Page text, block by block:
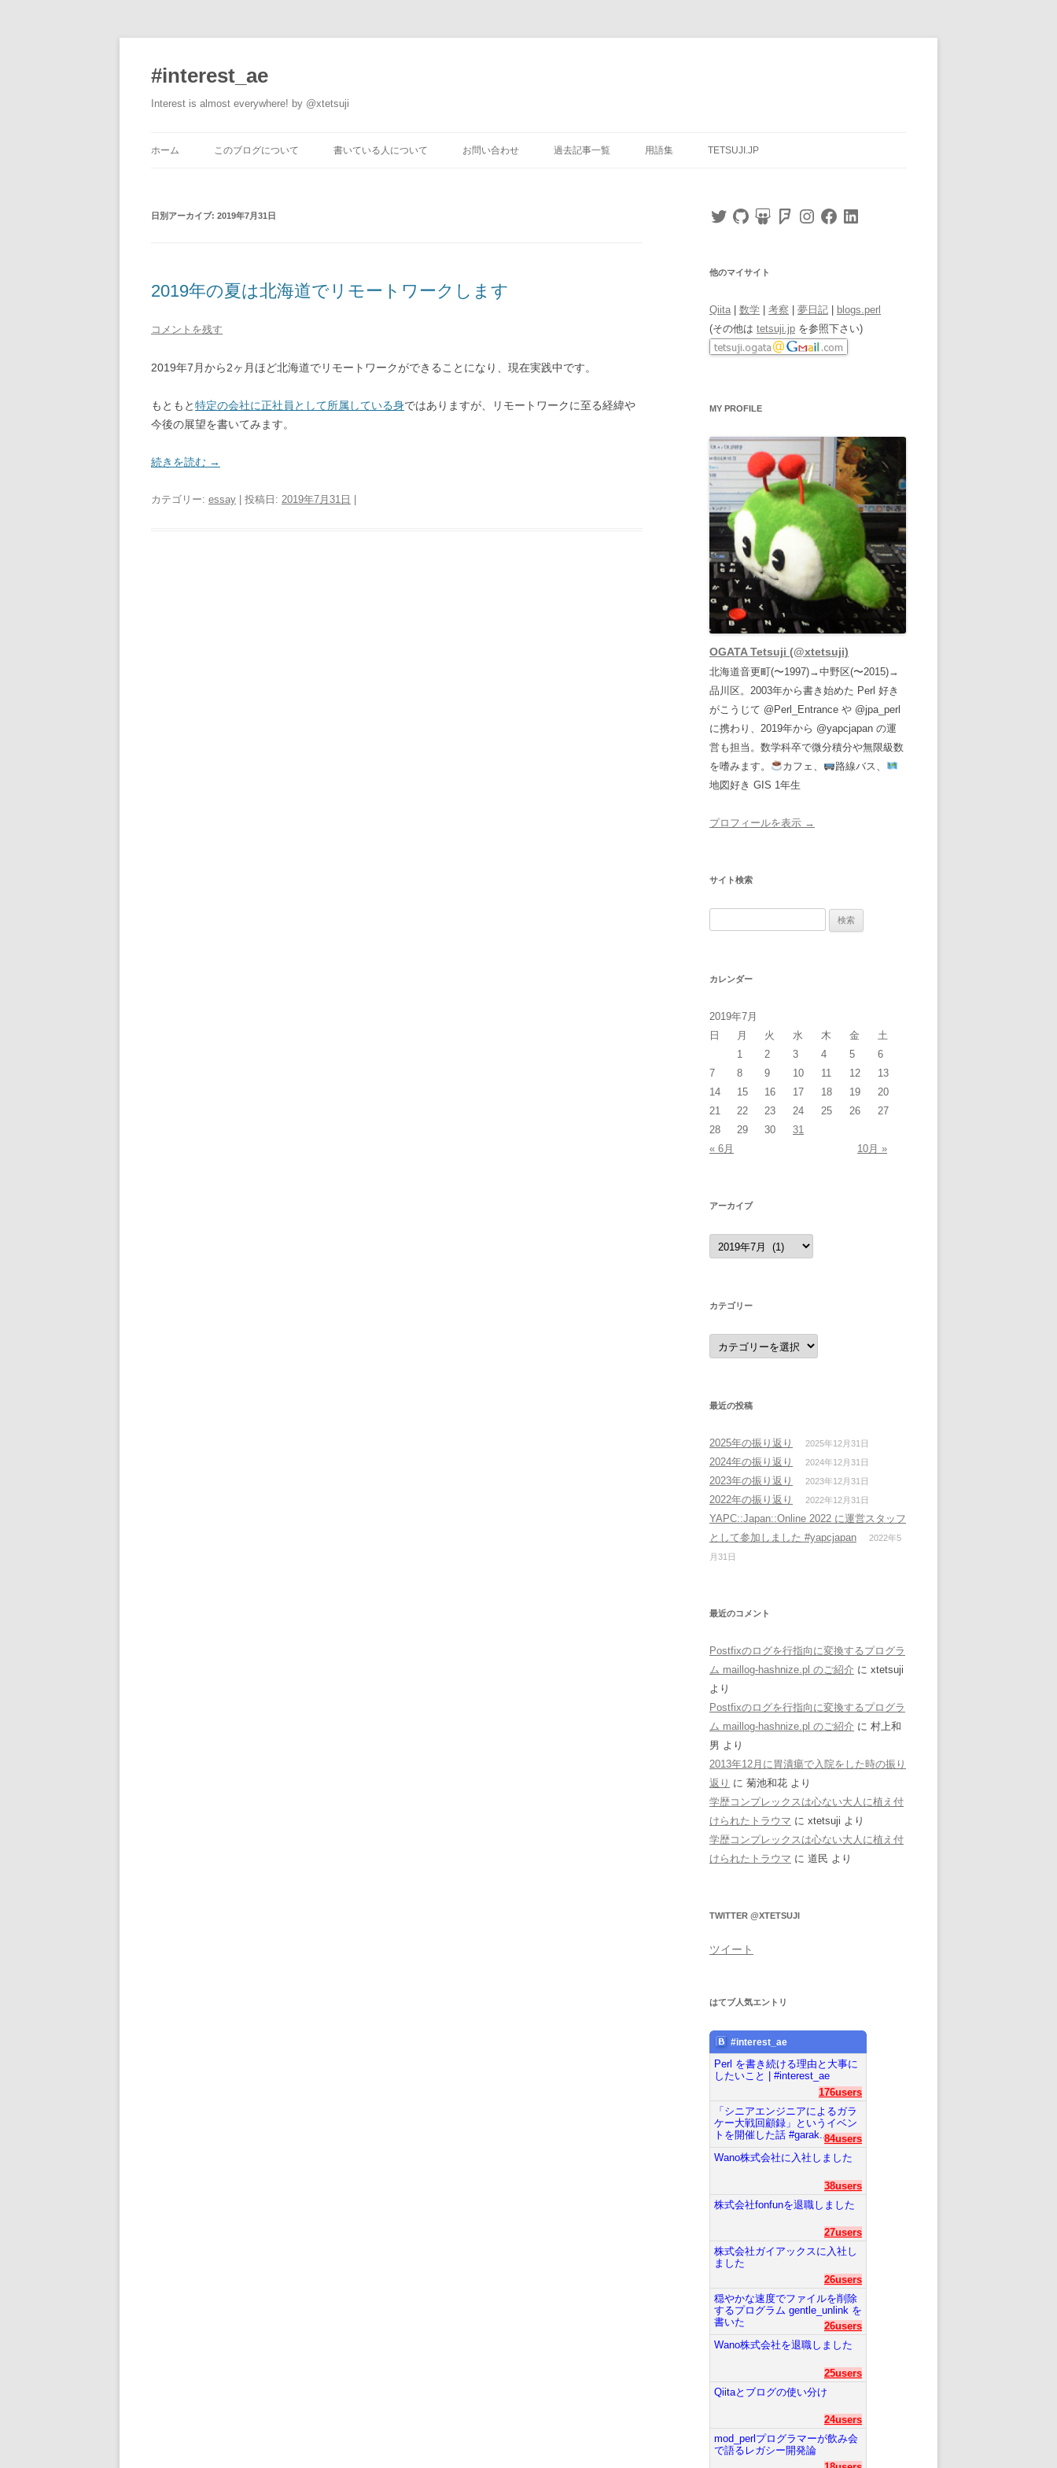
#interest_ae
Interest is almost everywhere! by @xtetsuji
ホーム このブログについて 書いている人について お問い合わせ 過去記事一覧 用語集 TETSUJI.JP
日別アーカイブ: 2019年7月31日
2019年の夏は北海道でリモートワークします
コメントを残す
2019年7月から2ヶ月ほど北海道でリモートワークができることになり、現在実践中です。
もともと特定の会社に正社員として所属している身ではありますが、リモートワークに至る経緯や
今後の展望を書いてみます。
続きを読む →
カテゴリー: essay | 投稿日: 2019年7月31日
TwitterGitHubSlideShareFoursquare
InstagramFacebookLinkedIn
他のマイサイト
Qiita 数学 考察 夢日記
blogs.perl
(その他は tetsuji.jp を参照下さい)
MY PROFILE
OGATA Tetsuji (@xtetsuji)
北海道音更町(〜1997)→中野区(〜2015)→
品川区。2003年から書き始めた Perl 好き
がこうじて @Perl_Entrance や @jpa_perl
に携わり、2019年から @yapcjapan の運
営も担当。数学科卒で微分積分や無限級数
を嗜みます。
カフェ、
路線バス、
地図好き GIS 1年生
プロフィールを表示 →
サイト検索
カレンダー
2019年7月
日
月 火 水 木 金
土
1
2 3 4 5
6
7
8 9 10 11 12
13
14
15 16 17 18 19
20
21
22 23 24 25 26
27
28
29 30
31
« 6月
10月 »
アーカイブ
ア
ー
カ
カテゴリー
カ
テ
ゴ
最近の投稿
2025年の振り返り 2025年12月31日
2024年の振り返り 2024年12月31日
2023年の振り返り 2023年12月31日
2022年の振り返り 2022年12月31日
YAPC::Japan::Online 2022 に運営スタッフ
として参加しました #yapcjapan
2022年5
月31日
最近のコメント
Postfixのログを行指向に変換するプログラ
ム maillog-hashnize.pl のご紹介 に xtetsuji
より
Postfixのログを行指向に変換するプログラ
ム maillog-hashnize.pl のご紹介 に 村上和
男 より
2013年12月に胃潰瘍で入院をした時の振り
返り に 菊池和花 より
学歴コンプレックスは心ない大人に植え付
けられたトラウマ に xtetsuji より
学歴コンプレックスは心ない大人に植え付
けられたトラウマ に 道民 より
TWITTER @XTETSUJI
ツイート
はてブ人気エントリ
#interest_ae
Perl を書き続ける理由と大事に
したいこと | #interest_ae
176users
「シニアエンジニアによるガラ
ケー大戦回顧録」というイベン
トを開催した話 #garak...84users
Wano株式会社に入社しました
38users
株式会社fonfunを退職しました
27users
株式会社ガイアックスに入社し
ました
26users
穏やかな速度でファイルを削除
するプログラム gentle_unlink を
書いた
26users
Wano株式会社を退職しました
25users
Qiitaとブログの使い分け
24users
mod_perlプログラマーが飲み会
で語るレガシー開発論